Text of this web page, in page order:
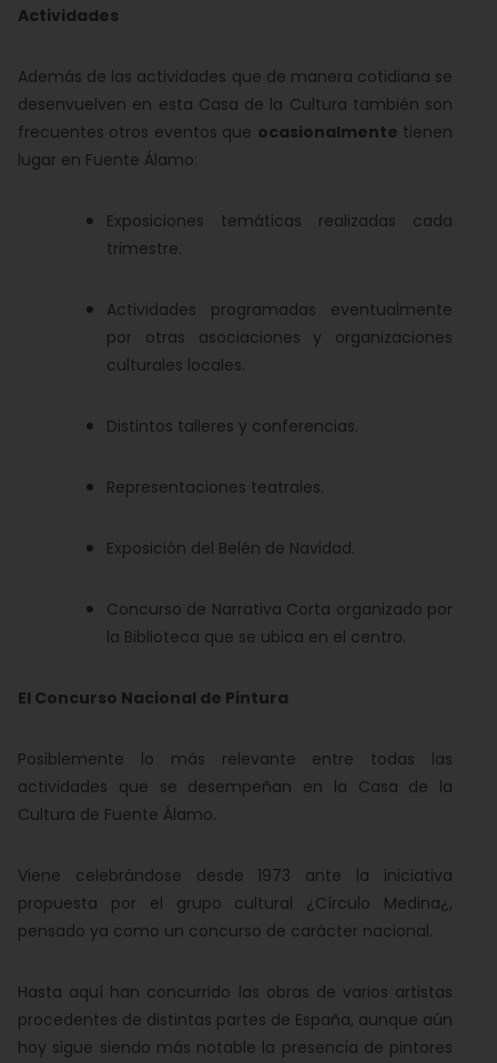
Actividades
Además de las actividades que de manera cotidiana se
desenvuelven en esta Casa de la Cultura también son
frecuentes otros eventos que ocasionalmente tienen
lugar en Fuente Álamo:
Exposiciones temáticas realizadas cada
trimestre.
Actividades programadas eventualmente
por otras asociaciones y organizaciones
culturales locales.
Distintos talleres y conferencias.
Representaciones teatrales.
Exposición del Belén de Navidad.
Concurso de Narrativa Corta organizado por
la Biblioteca que se ubica en el centro.
El Concurso Nacional de Pintura
Posiblemente lo más relevante entre todas las
actividades que se desempeñan en la Casa de la
Cultura de Fuente Álamo.
Viene celebrándose desde 1973 ante la iniciativa
propuesta por el grupo cultural ¿Círculo Medina¿,
pensado ya como un concurso de carácter nacional.
Hasta aquí han concurrido las obras de varios artistas
procedentes de distintas partes de España, aunque aún
hoy sigue siendo más notable la presencia de pintores